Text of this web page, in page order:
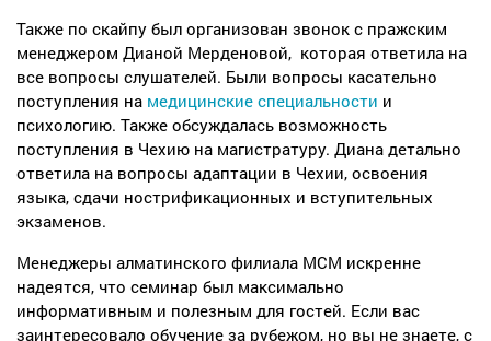
Также по скайпу был организован звонок с пражским
менеджером Дианой Мерденовой, которая ответила на
все вопросы слушателей. Были вопросы касательно
поступления на медицинские специальности и
психологию. Также обсуждалась возможность
поступления в Чехию на магистратуру. Диана детально
ответила на вопросы адаптации в Чехии, освоения
языка, сдачи нострификационных и вступительных
экзаменов.
Менеджеры алматинского филиала МСМ искренне
надеятся, что семинар был максимально
информативным и полезным для гостей. Если вас
заинтересовало обучение за рубежом, но вы не знаете, с